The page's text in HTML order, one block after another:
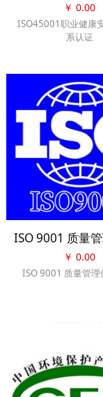
￥ 0.00
ISO45001职业健康
系认证
￥ 0.00
ISO 9001 质量管理